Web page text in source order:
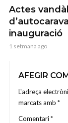
Actes
inauguració
1 setmana ago
AFEGIR
L'adreça
marcats amb *
Comentari*